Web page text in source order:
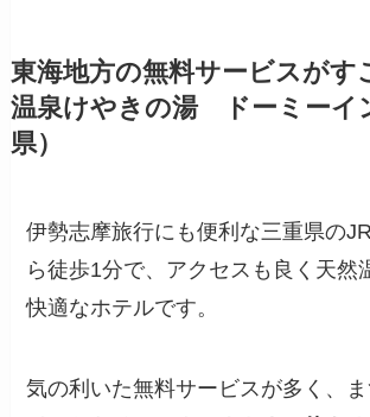
東海地方の無料サービスがす
温泉けやきの湯 ドーミーイ
県）
伊勢志摩旅行にも便利な三重県の
ら徒歩1分で、アクセスも良く天然
快適なホテルです。
気の利いた無料サービスが多く、